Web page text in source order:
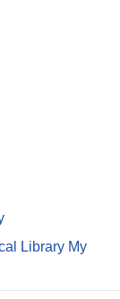
Library My